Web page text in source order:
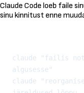
Claude Code loeb faile
sinu kinnitust enne
claude "failis
algusesse"
claude